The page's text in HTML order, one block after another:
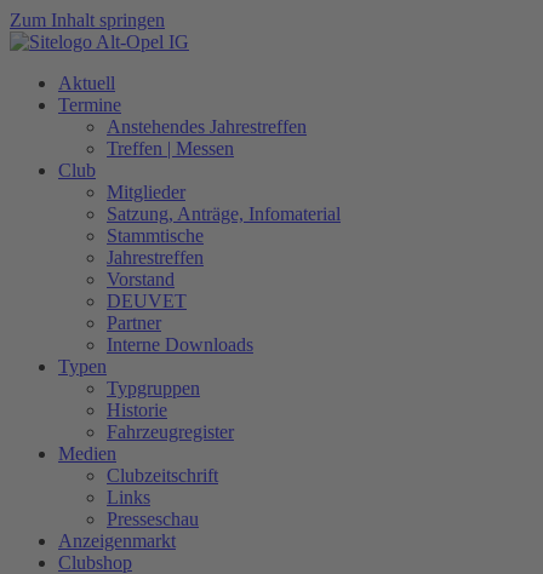
Zum Inhalt springen
Aktuell
Termine
Anstehendes Jahrestreffen
Treffen | Messen
Club
Mitglieder
Satzung, Anträge, Infomaterial
Stammtische
Jahrestreffen
Vorstand
DEUVET
Partner
Interne Downloads
Typen
Typgruppen
Historie
Fahrzeugregister
Medien
Clubzeitschrift
Links
Presseschau
Anzeigenmarkt
Clubshop